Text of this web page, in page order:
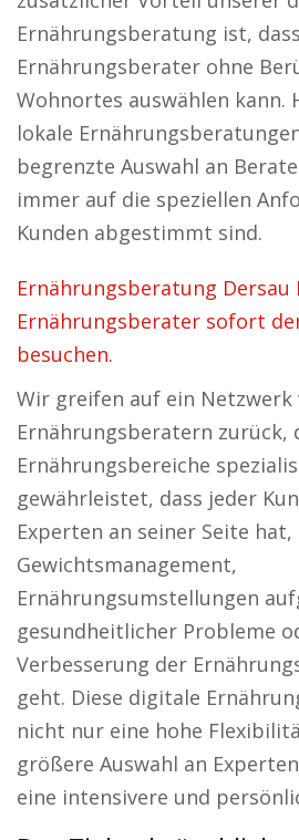
Ernährungsberatung ist,
Ernährungsberater ohne
Wohnortes auswählen kann.
lokale
begrenzte Auswahl an
immer auf die speziellen
Kunden abgestimmt sind.
Ernährungsberatung Dersau
Ernährungsberater sofort
besuchen.
Wir greifen auf ein Netzwerk
Ernährungsberatern zurück,
Ernährungsbereiche
gewährleistet, dass jeder
Experten an seiner Seite
Gewichtsmanagement,
Ernährungsumstellungen
gesundheitlicher Probleme
Verbesserung der
geht. Diese digitale
nicht nur eine hohe
größere Auswahl an
eine intensivere und